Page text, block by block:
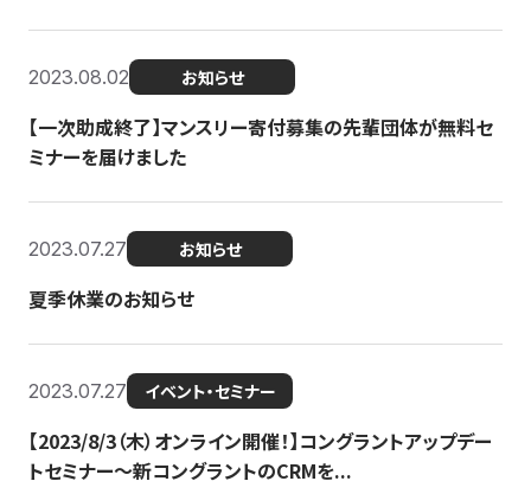
2023.08.02 お知らせ
【一次助成終了】マンスリー寄付募集の先輩団体が無料セ
ミナーを届けました
2023.07.27 お知らせ
夏季休業のお知らせ
2023.07.27 イベント・セミナー
【2023/8/3（木）オンライン開催！】コングラントアップデー
トセミナー〜新コングラントのCRMを...